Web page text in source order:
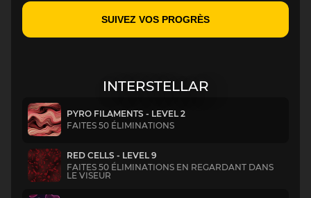
SUIVEZ VOS PROGRÈS
INTERSTELLAR
PYRO FILAMENTS - LEVEL 2
FAITES 50 ÉLIMINATIONS
RED CELLS - LEVEL 9
FAITES 50 ÉLIMINATIONS EN REGARDANT DANS
LE VISEUR